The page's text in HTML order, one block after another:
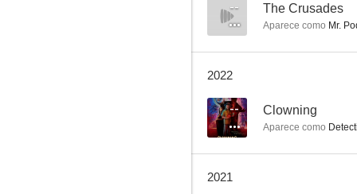
Psych
8.5
-- The Crusades
Aparece como Mr.
2022
-- Clowning
Aparece como
2021